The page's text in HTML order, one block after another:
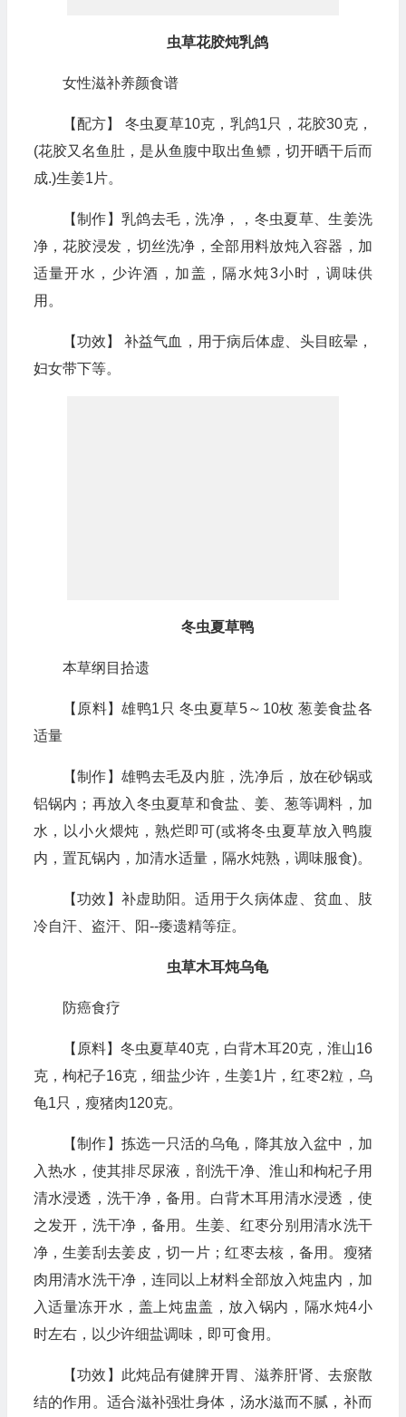
虫草花胶炖乳鸽
女性滋补养颜食谱
【配方】 冬虫夏草10克，乳鸽1只，花胶30克，
(花胶又名鱼肚，是从鱼腹中取出鱼鳔，切开晒干后而
成.)生姜1片。
【制作】乳鸽去毛，洗净，，冬虫夏草、生姜洗
净，花胶浸发，切丝洗净，全部用料放炖入容器，加
适量开水，少许酒，加盖，隔水炖3小时，调味供
用。
【功效】 补益气血，用于病后体虚、头目眩晕，
妇女带下等。
冬虫夏草鸭
本草纲目拾遗
【原料】雄鸭1只 冬虫夏草5～10枚 葱姜食盐各
适量
【制作】雄鸭去毛及内脏，洗净后，放在砂锅或
铝锅内；再放入冬虫夏草和食盐、姜、葱等调料，加
水，以小火煨炖，熟烂即可(或将冬虫夏草放入鸭腹
内，置瓦锅内，加清水适量，隔水炖熟，调味服食)。
【功效】补虚助阳。适用于久病体虚、贫血、肢
冷自汗、盗汗、阳--痿遗精等症。
虫草木耳炖乌龟
防癌食疗
【原料】冬虫夏草40克，白背木耳20克，淮山16
克，枸杞子16克，细盐少许，生姜1片，红枣2粒，乌
龟1只，瘦猪肉120克。
【制作】拣选一只活的乌龟，降其放入盆中，加
入热水，使其排尽尿液，剖洗干净、淮山和枸杞子用
清水浸透，洗干净，备用。白背木耳用清水浸透，使
之发开，洗干净，备用。生姜、红枣分别用清水洗干
净，生姜刮去姜皮，切一片；红枣去核，备用。瘦猪
肉用清水洗干净，连同以上材料全部放入炖盅内，加
入适量冻开水，盖上炖盅盖，放入锅内，隔水炖4小
时左右，以少许细盐调味，即可食用。
【功效】此炖品有健脾开胃、滋养肝肾、去瘀散
结的作用。适合滋补强壮身体，汤水滋而不腻，补而